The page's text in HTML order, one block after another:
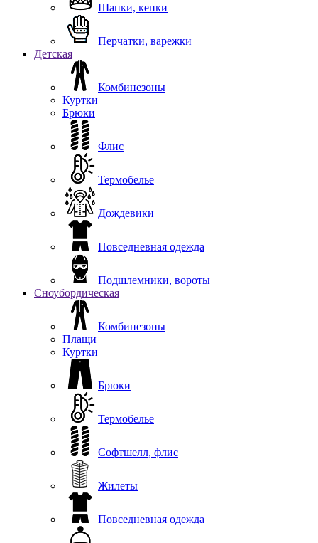
Шапки, кепки
Перчатки, варежки
Детская
Комбинезоны
Куртки
Брюки
Флис
Термобелье
Дождевики
Повседневная одежда
Подшлемники, вороты
Сноубордическая
Комбинезоны
Плащи
Куртки
Брюки
Термобелье
Софтшелл, флис
Жилеты
Повседневная одежда